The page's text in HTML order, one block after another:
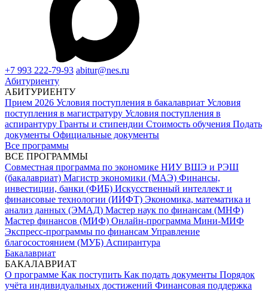
+7 993 222-79-93 abitur@nes.ru
Абитуриенту
АБИТУРИЕНТУ
Прием 2026 Условия поступления в бакалавриат Условия
поступления в магистратуру Условия поступления в
аспирантуру Гранты и стипендии Стоимость обучения Подать
документы Официальные документы
Все программы
ВСЕ ПРОГРАММЫ
Совместная программа по экономике НИУ ВШЭ и РЭШ
(бакалавриат) Магистр экономики (МАЭ) Финансы,
инвестиции, банки (ФИБ) Искусственный интеллект и
финансовые технологии (ИИФТ) Экономика, математика и
анализ данных (ЭМАД) Мастер наук по финансам (МНФ)
Мастер финансов (МИФ) Онлайн-программа Мини-МИФ
Экспресс-программы по финансам Управление
благосостоянием (МУБ) Аспирантура
Бакалавриат
БАКАЛАВРИАТ
О программе Как поступить Как подать документы Порядок
учёта индивидуальных достижений Финансовая поддержка